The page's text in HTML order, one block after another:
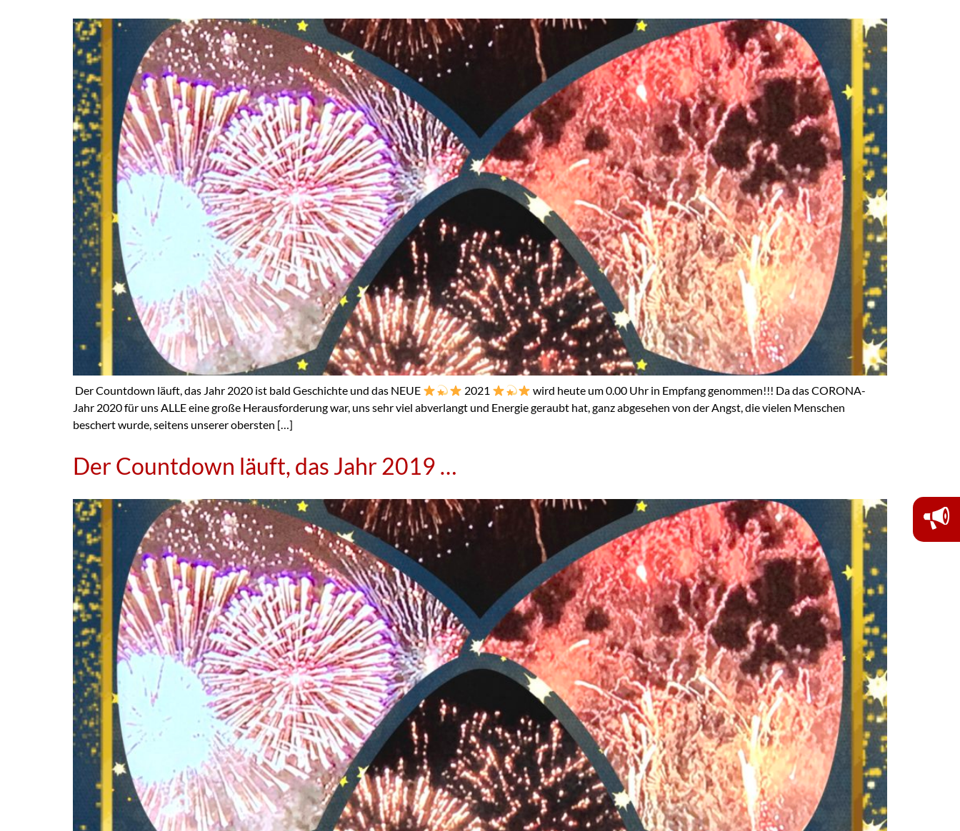
­ Der Countdown läuft, das Jahr 2020 ist bald Geschichte und das NEUE 2021
wird heute um 0.00 Uhr in Empfang genommen!!! Da das CORONA-
Jahr 2020 für uns ALLE eine große Herausforderung war, uns sehr viel abverlangt und Energie geraubt hat, ganz abgesehen von der Angst, die vielen Menschen
beschert wurde, seitens unserer obersten […]
Der Countdown läuft, das Jahr 2019 …